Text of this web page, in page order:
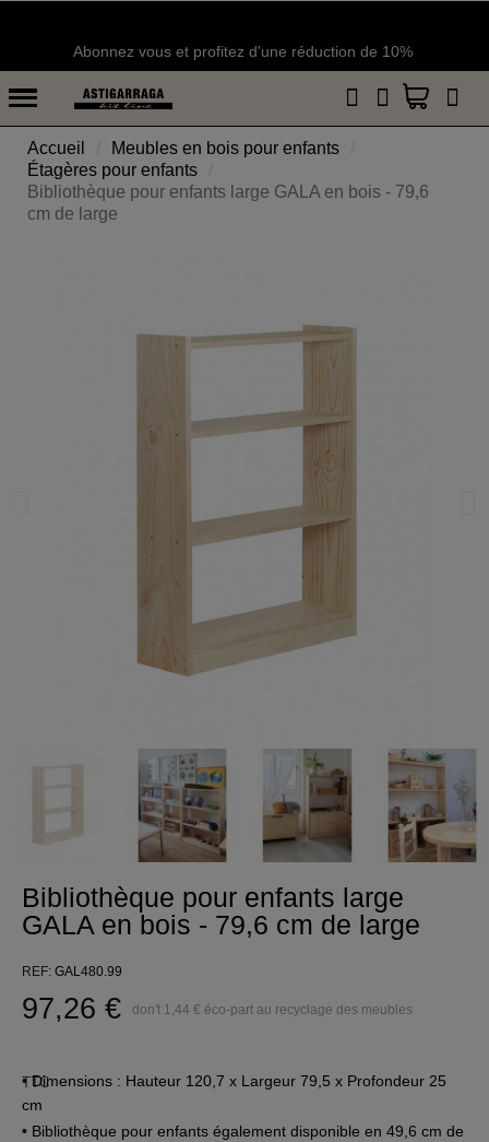
Abonnez vous et profitez d'une réduction de 10%
Accueil
Meubles en bois pour enfants
Étagères pour enfants
Bibliothèque pour enfants large GALA en bois - 79,6
cm de large
Bibliothèque pour enfants large
GALA en bois - 79,6 cm de large
REF GAL480.99
97,26 € don't 1,44 € éco-part au recyclage des meubles
TTC
• Dimensions : Hauteur 120,7 x Largeur 79,5 x Profondeur 25
cm
• Bibliothèque pour enfants également disponible en 49,6 cm de